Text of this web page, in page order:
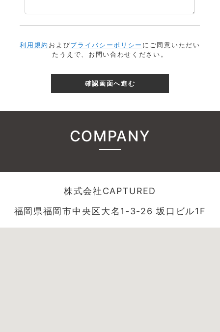
利用規約 およびプライバシーポリシー にご同意いただい
たうえで、お問い合わせください。
確認画面へ進む
COMPANY
株式会社CAPTURED
福岡県福岡市中央区大名1-3-26 坂口ビル1F